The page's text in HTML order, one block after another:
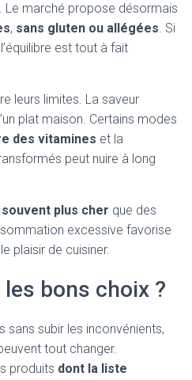
Le marché propose désormais
, sans gluten ou allégées. Si
est tout à fait
leurs limites. La saveur
plat maison. Certains modes
des vitamines et la
peut nuire à long
plus cher que des
excessive favorise
plaisir de cuisiner.
bons choix ?
subir les inconvénients,
tout changer.
produits dont la liste